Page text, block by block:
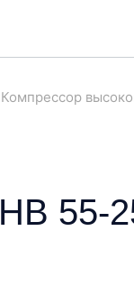
Компрессор
55-